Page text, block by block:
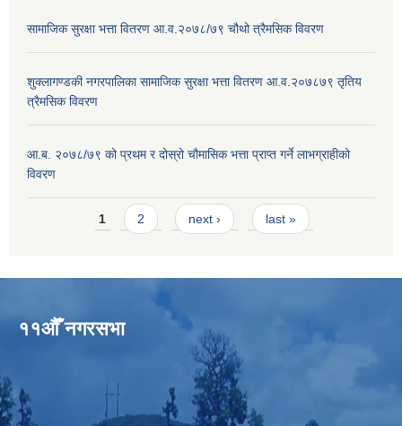
सामाजिक सुरक्षा भत्ता वितरण आ.व.२०७८/७९ चौथो त्रैमसिक विवरण
शुक्लागण्डकी नगरपालिका सामाजिक सुरक्षा भत्ता वितरण आ.व.२०७८७९ तृतिय
त्रैमसिक विवरण
आ.ब. २०७८/७९ को प्रथम र दोस्रो चौमासिक भत्ता प्राप्त गर्ने लाभग्राहीको
विवरण
Pages1 2 next › last »
११औँ नगरसभा